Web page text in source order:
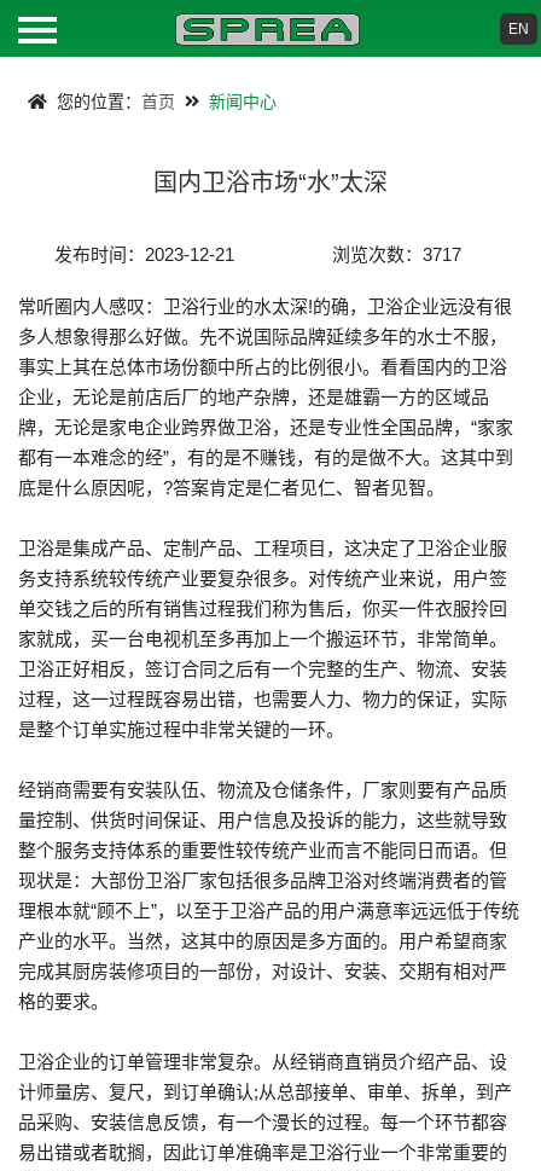
首页
下载中心
联系我们
EN
您的位置： 首页 新闻中心
国内卫浴市场“水”太深
发布时间：2023-12-21 浏览次数：3717
常听圈内人感叹：卫浴行业的水太深!的确，卫浴企业远没有很
多人想象得那么好做。先不说国际品牌延续多年的水士不服，
事实上其在总体市场份额中所占的比例很小。看看国内的卫浴
企业，无论是前店后厂的地产杂牌，还是雄霸一方的区域品
牌，无论是家电企业跨界做卫浴，还是专业性全国品牌，“家家
都有一本难念的经”，有的是不赚钱，有的是做不大。这其中到
底是什么原因呢，?答案肯定是仁者见仁、智者见智。
卫浴是集成产品、定制产品、工程项目，这决定了卫浴企业服
务支持系统较传统产业要复杂很多。对传统产业来说，用户签
单交钱之后的所有销售过程我们称为售后，你买一件衣服拎回
家就成，买一台电视机至多再加上一个搬运环节，非常简单。
卫浴正好相反，签订合同之后有一个完整的生产、物流、安装
过程，这一过程既容易出错，也需要人力、物力的保证，实际
是整个订单实施过程中非常关键的一环。
经销商需要有安装队伍、物流及仓储条件，厂家则要有产品质
量控制、供货时间保证、用户信息及投诉的能力，这些就导致
整个服务支持体系的重要性较传统产业而言不能同日而语。但
现状是：大部份卫浴厂家包括很多品牌卫浴对终端消费者的管
理根本就“顾不上”，以至于卫浴产品的用户满意率远远低于传统
产业的水平。当然，这其中的原因是多方面的。用户希望商家
完成其厨房装修项目的一部份，对设计、安装、交期有相对严
格的要求。
卫浴企业的订单管理非常复杂。从经销商直销员介绍产品、设
计师量房、复尺，到订单确认;从总部接单、审单、拆单，到产
品采购、安装信息反馈，有一个漫长的过程。每一个环节都容
易出错或者耽搁，因此订单准确率是卫浴行业一个非常重要的